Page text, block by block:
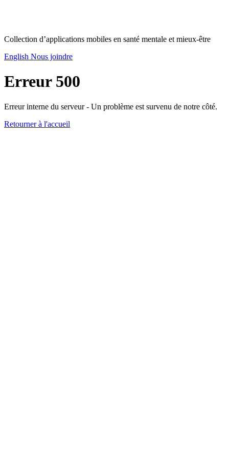
Collection d’applications mobiles en santé mentale et mieux-être
English Nous joindre
Erreur 500
Erreur interne du serveur - Un problème est survenu de notre côté.
Retourner à l'accueil